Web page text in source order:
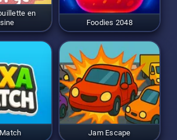
en
Foodies 2048
Jam Escape